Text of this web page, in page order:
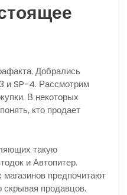
Добрались
и SP-4. Рассмотрим
В некоторых
кто продает
такую
и Автопитер.
предпочитают
скрывая продавцов.